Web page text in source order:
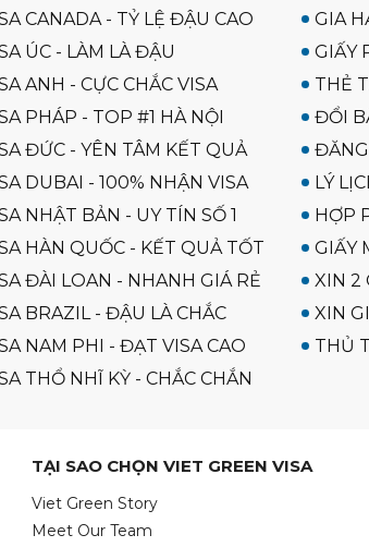
CANADA - TỶ LỆ ĐẬU CAO
ÚC - LÀM LÀ ĐẬU
ANH - CỰC CHẮC VISA
PHÁP - TOP #1 HÀ NỘI
ĐỨC - YÊN TÂM KẾT QUẢ
DUBAI - 100% NHẬN VISA
NHẬT BẢN - UY TÍN SỐ 1
HÀN QUỐC - KẾT QUẢ TỐT
ĐÀI LOAN - NHANH GIÁ RẺ
BRAZIL - ĐẬU LÀ CHẮC
NAM PHI - ĐẠT VISA CAO
THỔ NHĨ KỲ - CHẮC CHẮN
GIA
GIẤY
THẺ
ĐỔI
LÝ
HỢP
GIẤY
XIN 2
XIN
THỦ
TẠI SAO CHỌN VIET GREEN VISA
Viet Green Story
Meet Our Team